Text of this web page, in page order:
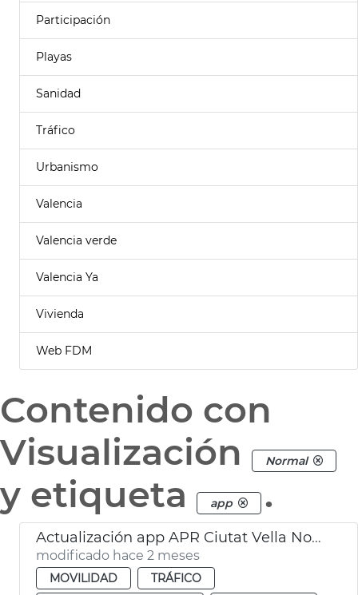
Participación
Playas
Sanidad
Tráfico
Urbanismo
Valencia
Valencia verde
Valencia Ya
Vivienda
Web FDM
Contenido con
Visualización
Normal
y etiqueta app .
Actualización app APR Ciutat Vella Norte València
modificado hace 2 meses
MOVILIDAD
TRÁFICO